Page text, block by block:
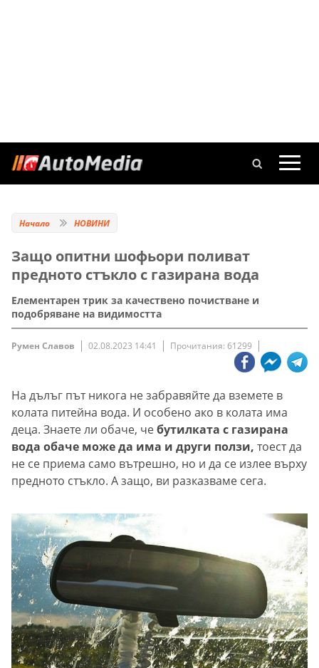
Начало НОВИНИ
Защо опитни шофьори поливат
предното стъкло с газирана вода
Елементарен трик за качествено почистване и
подобряване на видимостта
Румен Славов 02.08.2023 14:41 Прочитания: 61299
На дълъг път никога не забравяйте да вземете в
колата питейна вода. И особено ако в колата има
деца. Знаете ли обаче, чебутилката с газирана
вода обаче може да има и други ползи, тоест да
не се приема само вътрешно, но и да се излее върху
предното стъкло. А защо, ви разказваме сега.